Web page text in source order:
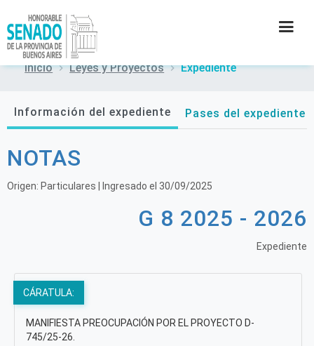
SECRETARÍAS
Inicio Leyes y Proyectos Expediente
Información del expediente Pases del expediente
NOTAS
Origen: Particulares | Ingresado el 30/09/2025
G 8 2025 - 2026
Expediente
CÁRATULA:
MANIFIESTA PREOCUPACIÓN POR EL PROYECTO D-
745/25-26.